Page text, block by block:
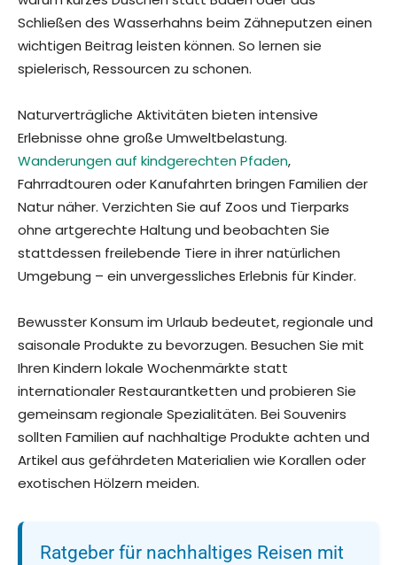
Schließen des Wasserhahns beim Zähneputzen einen
wichtigen Beitrag leisten können. So lernen sie
spielerisch, Ressourcen zu schonen.
Naturverträgliche Aktivitäten bieten intensive
Erlebnisse ohne große Umweltbelastung.
Wanderungen auf kindgerechten Pfaden,
Fahrradtouren oder Kanufahrten bringen Familien der
Natur näher. Verzichten Sie auf Zoos und Tierparks
ohne artgerechte Haltung und beobachten Sie
stattdessen freilebende Tiere in ihrer natürlichen
Umgebung – ein unvergessliches Erlebnis für Kinder.
Bewusster Konsum im Urlaub bedeutet, regionale und
saisonale Produkte zu bevorzugen. Besuchen Sie mit
Ihren Kindern lokale Wochenmärkte statt
internationaler Restaurantketten und probieren Sie
gemeinsam regionale Spezialitäten. Bei Souvenirs
sollten Familien auf nachhaltige Produkte achten und
Artikel aus gefährdeten Materialien wie Korallen oder
exotischen Hölzern meiden.
Ratgeber für nachhaltiges Reisen mit